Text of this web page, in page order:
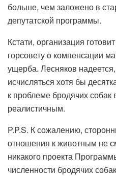
больше, чем заложено в
депутатской программы.
Кстати, организация
горсовету о компенсации
ущерба. Лесняков надеется,
исчисляться хотя бы
к проблеме бродячих
реалистичным.
P.P.S. К сожалению,
отношения к животным не
никакого проекта
численности бродячих